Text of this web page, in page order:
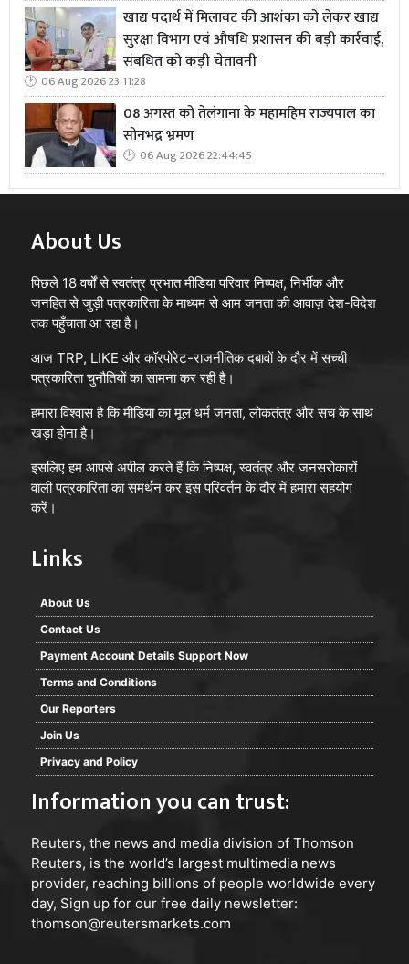
खाद्य पदार्थ में मिलावट की आशंका को लेकर खाद्य
सुरक्षा विभाग एवं औषधि प्रशासन की बड़ी कार्रवाई,
संबधित को कड़ी चेतावनी
06 Aug 2026 23:11:28
08 अगस्त को तेलंगाना के महामहिम राज्यपाल का
सोनभद्र भ्रमण
06 Aug 2026 22:44:45
About Us
पिछले 18 वर्षों से स्वतंत्र प्रभात मीडिया परिवार निष्पक्ष, निर्भीक और
जनहित से जुड़ी पत्रकारिता के माध्यम से आम जनता की आवाज़ देश-विदेश
तक पहुँचाता आ रहा है।
आज TRP, LIKE और कॉरपोरेट-राजनीतिक दबावों के दौर में सच्ची
पत्रकारिता चुनौतियों का सामना कर रही है।
हमारा विश्वास है कि मीडिया का मूल धर्म जनता, लोकतंत्र और सच के साथ
खड़ा होना है।
इसलिए हम आपसे अपील करते हैं कि निष्पक्ष, स्वतंत्र और जनसरोकारों
वाली पत्रकारिता का समर्थन कर इस परिवर्तन के दौर में हमारा सहयोग
करें।
Links
About Us
Contact Us
Payment Account Details Support Now
Terms and Conditions
Our Reporters
Join Us
Privacy and Policy
Information you can trust:
Reuters, the news and media division of Thomson
Reuters, is the world’s largest multimedia news
provider, reaching billions of people worldwide every
day, Sign up for our free daily newsletter:
thomson@reutersmarkets.com